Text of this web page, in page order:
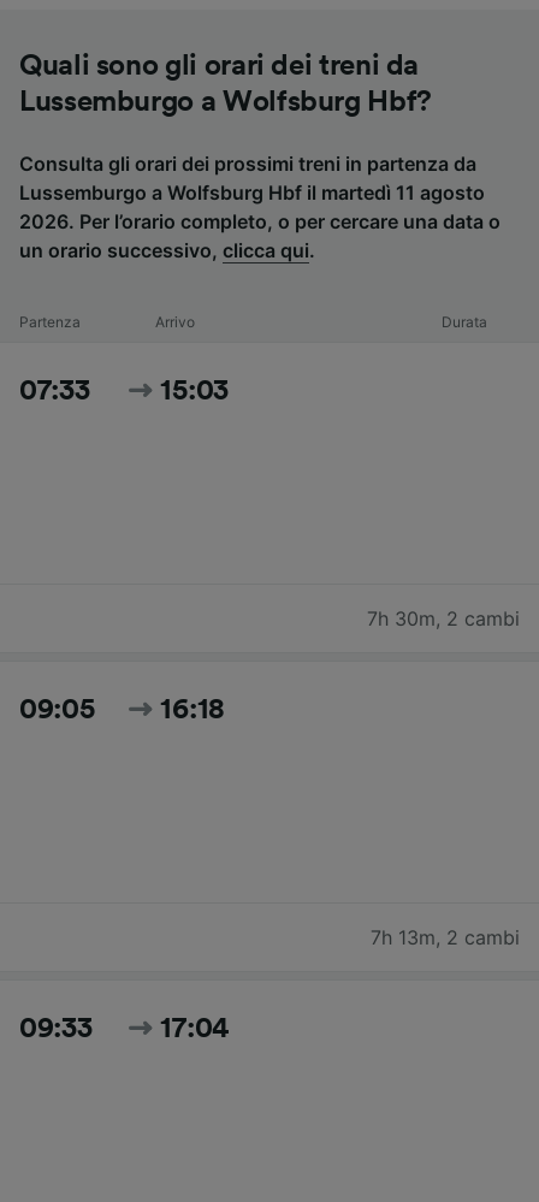
Quali sono gli orari dei treni da
Lussemburgo a Wolfsburg Hbf?
Consulta gli orari dei prossimi treni in partenza da
Lussemburgo a Wolfsburg Hbf il martedì 11 agosto
2026. Per l’orario completo, o per cercare una data o
un orario successivo, clicca qui.
Partenza Arrivo Durata
07:33 15:03
7h 30m, 2 cambi
09:05 16:18
7h 13m, 2 cambi
09:33 17:04